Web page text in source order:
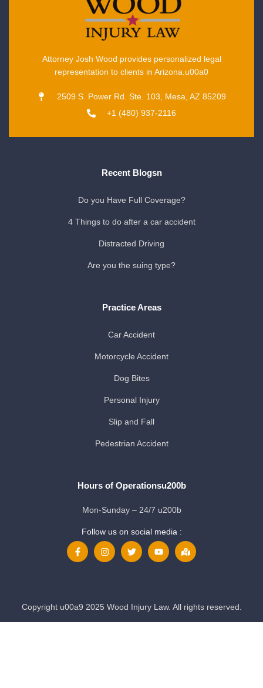
Attorney Josh Wood provides personalized legal
representation to clients in Arizona.u00a0
2509 S. Power Rd. Ste. 103, Mesa, AZ 85209
+1 (480) 937-2116
Recent Blogsn
Do you Have Full Coverage?
4 Things to do after a car accident
Distracted Driving
Are you the suing type?
Practice Areas
Car Accident
Motorcycle Accident
Dog Bites
Personal Injury
Slip and Fall
Pedestrian Accident
Hours of Operationsu200b
Mon-Sunday – 24/7 u200b
Follow us on social media :
Copyright u00a9 2025 Wood Injury Law. All rights reserved.